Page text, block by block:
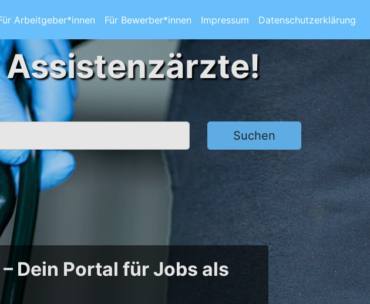
Arbeitgeber*innen Für Bewerber*innen Impressum Datenschutzerklärung
Suchen
Dein Portal für Jobs als